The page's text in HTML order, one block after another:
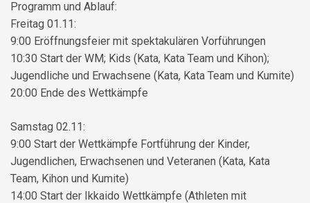
Programm und Ablauf:
Freitag 01.11:
9:00 Eröffnungsfeier mit spektakulären Vorführungen
10:30 Start der WM; Kids (Kata, Kata Team und Kihon);
Jugendliche und Erwachsene (Kata, Kata Team und Kumite)
20:00 Ende des Wettkämpfe
Samstag 02.11:
9:00 Start der Wettkämpfe Fortführung der Kinder,
Jugendlichen, Erwachsenen und Veteranen (Kata, Kata
Team, Kihon und Kumite)
14:00 Start der Ikkaido Wettkämpfe (Athleten mit